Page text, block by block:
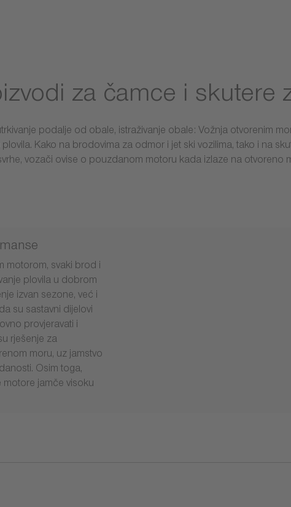
za čamce i skutere
podalje od obale, istraživanje obale: Vožnja otvorenim
Kako na brodovima za odmor i jet ski vozilima, tako i na
vozači ovise o pouzdanom motoru kada izlaze na otvoreno
motorom, svaki brod i
plovila u dobrom
izvan sezone, već i
su sastavni dijelovi
provjeravati i
rješenje za
moru, uz jamstvo
Osim toga,
jamče visoku